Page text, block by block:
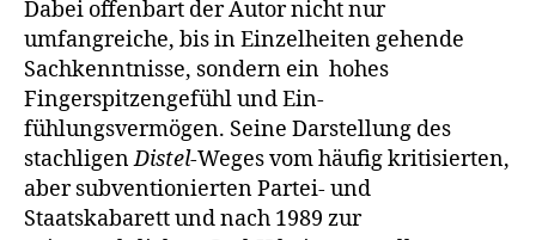
Dabei offenbart der Autor nicht nur
umfangreiche, bis in Einzelheiten gehende
Sachkenntnisse, sondern ein hohes
Fingerspitzengefühl und Ein­
fühlungsvermögen. Seine Darstellung des
stachligenDistel-Weges vom häufig kritisierten,
aber subventionierten Partei- und
Staatskabarett und nach 1989 zur